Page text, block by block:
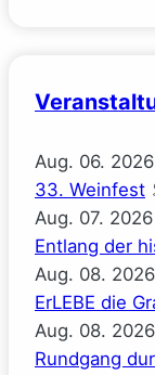
Aug. 06. 2026
33. Weinfest
Aug. 07. 2026
Entlang der
Aug. 08. 2026
ErLEBE die
Aug. 08. 2026
Rundgang